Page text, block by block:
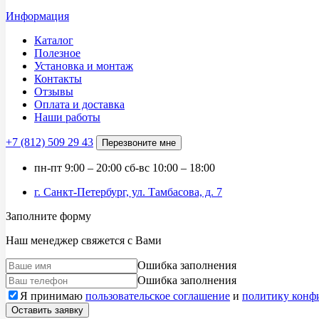
Информация
Каталог
Полезное
Установка и монтаж
Контакты
Отзывы
Оплата и доставка
Наши работы
+7 (812) 509 29 43 Перезвоните мне
пн-пт 9:00 – 20:00 сб-вс 10:00 – 18:00
г. Санкт-Петербург, ул. Тамбасова, д. 7
Заполните форму
Наш менеджер свяжется с Вами
Ошибка заполнения
Ошибка заполнения
Я принимаю пользовательское соглашение и политику
Оставить заявку